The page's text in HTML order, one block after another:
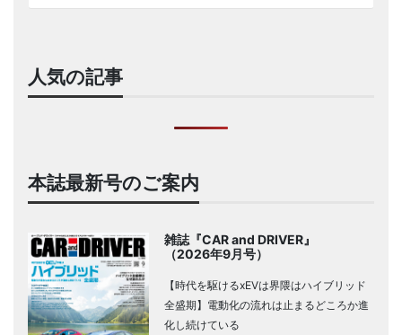
人気の記事
本誌最新号のご案内
雑誌『CAR and DRIVER』
（2026年9月号）
【時代を駆けるxEVは界隈はハイブリッド
全盛期】電動化の流れは止まるどころか進
化し続けている